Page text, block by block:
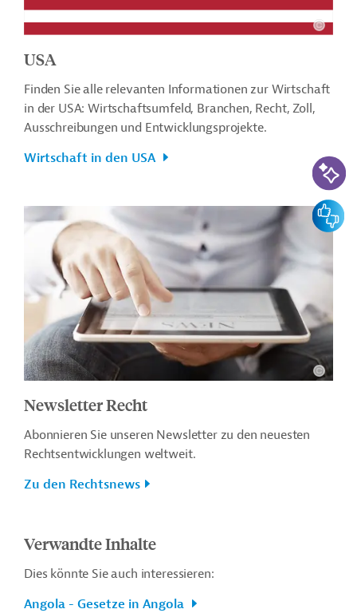
USA
Finden Sie alle relevanten Informationen zur Wirtschaft
in der USA: Wirtschaftsumfeld, Branchen, Recht, Zoll,
Ausschreibungen und Entwicklungsprojekte.
Wirtschaft in den USA
Newsletter Recht
Abonnieren Sie unseren Newsletter zu den neuesten
Rechtsentwicklungen weltweit.
Zu den Rechtsnews
Verwandte Inhalte
Dies könnte Sie auch interessieren:
Angola - Gesetze in Angola
KI-